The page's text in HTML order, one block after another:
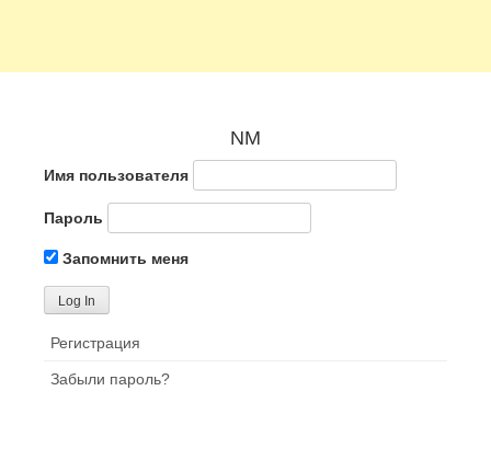
NM
Имя пользователя
Пароль
Запомнить меня
Регистрация
Забыли пароль?